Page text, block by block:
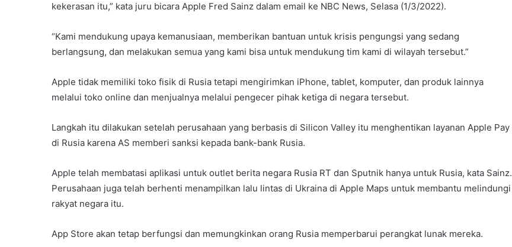
kekerasan itu,” kata juru bicara Apple Fred Sainz dalam email ke NBC News, Selasa (1/3/2022).
“Kami mendukung upaya kemanusiaan, memberikan bantuan untuk krisis pengungsi yang sedang
berlangsung, dan melakukan semua yang kami bisa untuk mendukung tim kami di wilayah tersebut.”
Apple tidak memiliki toko fisik di Rusia tetapi mengirimkan iPhone, tablet, komputer, dan produk lainnya
melalui toko online dan menjualnya melalui pengecer pihak ketiga di negara tersebut.
Langkah itu dilakukan setelah perusahaan yang berbasis di Silicon Valley itu menghentikan layanan Apple Pay
di Rusia karena AS memberi sanksi kepada bank-bank Rusia.
Apple telah membatasi aplikasi untuk outlet berita negara Rusia RT dan Sputnik hanya untuk Rusia, kata Sainz.
Perusahaan juga telah berhenti menampilkan lalu lintas di Ukraina di Apple Maps untuk membantu melindungi
rakyat negara itu.
App Store akan tetap berfungsi dan memungkinkan orang Rusia memperbarui perangkat lunak mereka.